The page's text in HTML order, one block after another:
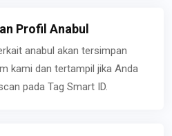
Profil Anabul
anabul akan tersimpan
kami dan tertampil jika Anda
pada Tag Smart ID.